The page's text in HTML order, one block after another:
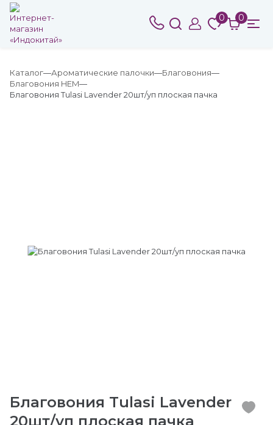
0 0
Каталог Ароматические палочки
Благовония
Благовония HEM
Благовония Tulasi Lavender 20шт/уп плоская пачка
Благовония Tulasi Lavender
20шт/уп плоская пачка